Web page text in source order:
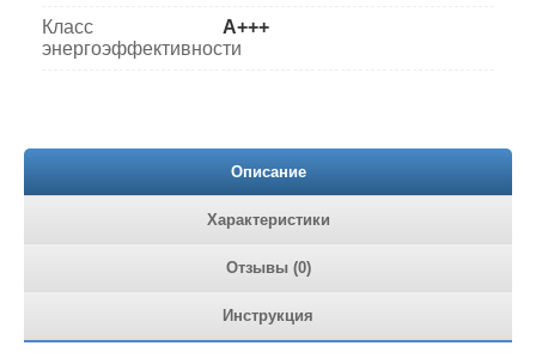
Класс
энергоэффективности
A+++
Описание
Характеристики
Отзывы (0)
Инструкция